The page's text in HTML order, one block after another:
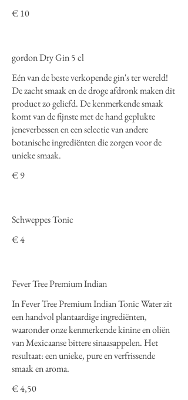
€ 10
gordon Dry Gin 5 cl
Eén van de beste verkopende gin's ter wereld!
De zacht smaak en de droge afdronk maken dit
product zo geliefd. De kenmerkende smaak
komt van de fijnste met de hand geplukte
jeneverbessen en een selectie van andere
botanische ingrediënten die zorgen voor de
unieke smaak.
€ 9
Schweppes Tonic
€ 4
Fever Tree Premium Indian
In Fever Tree Premium Indian Tonic Water zit
een handvol plantaardige ingrediënten,
waaronder onze kenmerkende kinine en oliën
van Mexicaanse bittere sinaasappelen. Het
resultaat: een unieke, pure en verfrissende
smaak en aroma.
€ 4,50